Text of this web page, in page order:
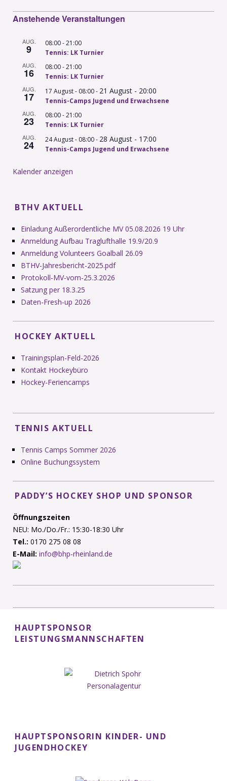
Anstehende Veranstaltungen
AUG.
9 08:00-21:00
Tennis: LK Turnier
AUG.
16 08:00-21:00
Tennis: LK Turnier
AUG.
17 17 August - 08:00- 21 August - 20:00
Tennis-Camps Jugend und Erwachsene
AUG.
23 08:00-21:00
Tennis: LK Turnier
AUG.
24 24 August - 08:00- 28 August - 17:00
Tennis-Camps Jugend und Erwachsene
Kalender anzeigen
BTHV AKTUELL
Einladung Außerordentliche MV 05.08.2026 19 Uhr
Anmeldung Aufbau Traglufthalle 19.9/20.9
Anmeldung Volunteers Goalball 26.09
BTHV-Jahresbericht-2025.pdf
Protokoll-MV-vom-25.3.2026
Satzung per 18.3.25
Daten-Fresh-up 2026
HOCKEY AKTUELL
Trainingsplan-Feld-2026
Kontakt Hockeybüro
Hockey-Feriencamps
TENNIS AKTUELL
Tennis Camps Sommer 2026
Online Buchungssystem
PADDY’S HOCKEY SHOP UND SPONSOR
Öffnungszeiten
NEU: Mo./Do./Fr.: 15:30-18:30 Uhr
Tel.: 0170 275 08 08
E-Mail: info@bhp-rheinland.de
HAUPTSPONSOR
LEISTUNGSMANNSCHAFTEN
HAUPTSPONSORIN KINDER- UND
JUGENDHOCKEY